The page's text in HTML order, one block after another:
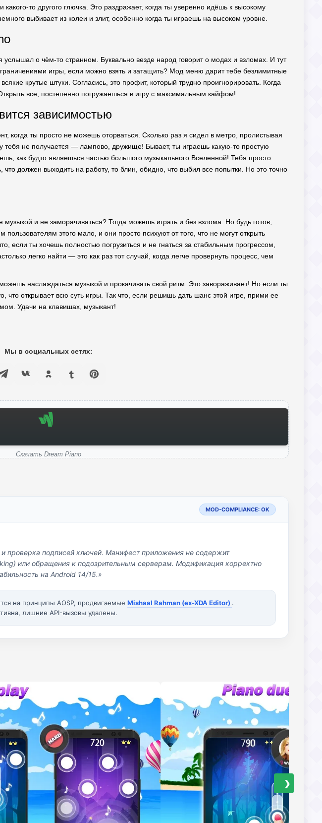
то другого глючка. Это раздражает, когда ты уверенно идёшь к высокому
выбивает из колеи и злит, особенно когда ты играешь на высоком уровне.
о чём-то странном. Буквально везде народ говорит о модах и взломах. И тут
игры, если можно взять и затащить? Мод меню дарит тебе безлимитные
крутые штуки. Согласись, это профит, который трудно проигнорировать. Когда
все, постепенно погружаешься в игру с максимальным кайфом!
зависимостью
когда ты просто не можешь оторваться. Сколько раз я сидел в метро, пролистывая
тебя не получается — лампово, дружище! Бывает, ты играешь какую-то простую
как будто являешься частью большого музыкального Вселенной! Тебя просто
должен выходить на работу, то блин, обидно, что выбил все попытки. Но это точно
и не заморачиваться? Тогда можешь играть и без взлома. Но будь готов;
этого мало, и они просто психуют от того, что не могут открыть
если ты хочешь полностью погрузиться и не гнаться за стабильным прогрессом,
легко найти — это как раз тот случай, когда легче провернуть процесс, чем
наслаждаться музыкой и прокачивать свой ритм. Это завораживает! Но если ты
открывает всю суть игры. Так что, если решишь дать шанс этой игре, прими ее
Удачи на клавишах, музыкант!
Мы в социальных сетях:
Скачать Dream Piano
MOD-COMPLIANCE: OK
и проверка подписей ключей. Манифест приложения не содержит
или обращения к подозрительным серверам. Модификация корректно
на Android 14/15.»
на принципы AOSP, продвигаемые Mishaal Rahman (ex-XDA Editor) .
лишние API-вызовы удалены.
❯